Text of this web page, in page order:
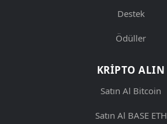
Destek
Ödüller
KRIPTO ALIN
Satın Al Bitcoin
Satın Al BASE ETH